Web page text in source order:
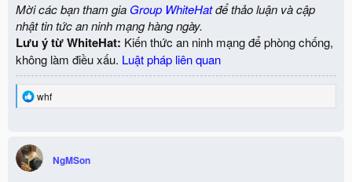
Mời các bạn tham gia Group WhiteHatđể thảo luận và cập
nhật tin tức an ninh mạng hàng ngày.
Lưu ý từ WhiteHat: Kiến thức an ninh mạng để phòng chống,
không làm điều xấu. Luật pháp liên quan
R
t
i
o
whf
NgMSon